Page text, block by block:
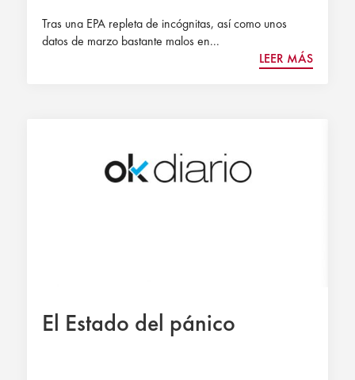
Tras una EPA repleta de incógnitas, así como unos
datos de marzo bastante malos en...
LEER MÁS
El Estado del pánico